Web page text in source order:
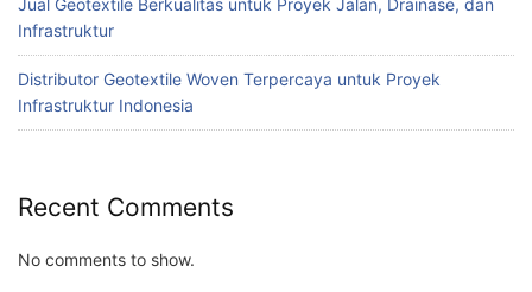
Jual Geotextile Berkualitas untuk Proyek Jalan, Drainase, dan
Infrastruktur
Distributor Geotextile Woven Terpercaya untuk Proyek
Infrastruktur Indonesia
Recent Comments
No comments to show.